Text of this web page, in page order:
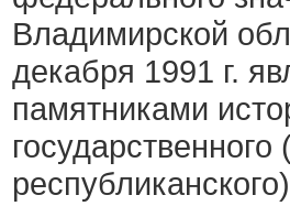
Владимирской
декабря 1991 г.
памятниками